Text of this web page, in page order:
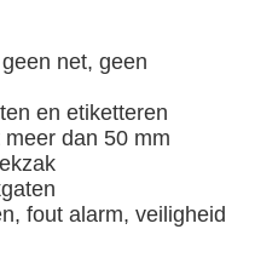
meerdere rijstroken
net, geen
en etiketteren
dan 50 mm
fout alarm, veiligheid